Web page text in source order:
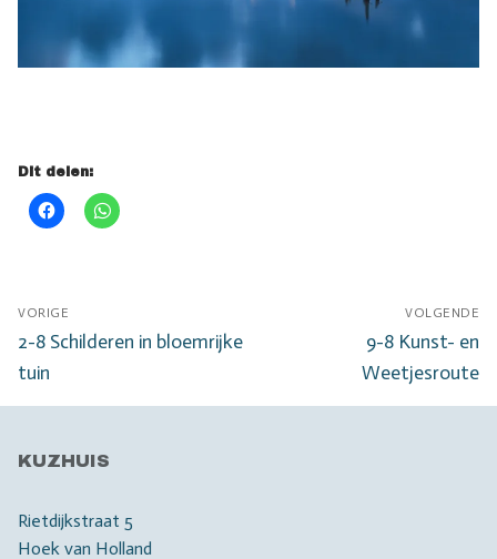
Dit delen:
Bericht
navigatie
VORIGE
Vorig
bericht:
2-8 Schilderen in bloemrijke
tuin
VOLGENDE
Volgend
bericht:
9-8 Kunst- en
Weetjesroute
KUZHUIS
Rietdijkstraat 5
Hoek van Holland